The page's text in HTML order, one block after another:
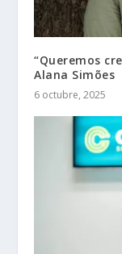
“Queremos
Alana Simões
6 octubre, 2025